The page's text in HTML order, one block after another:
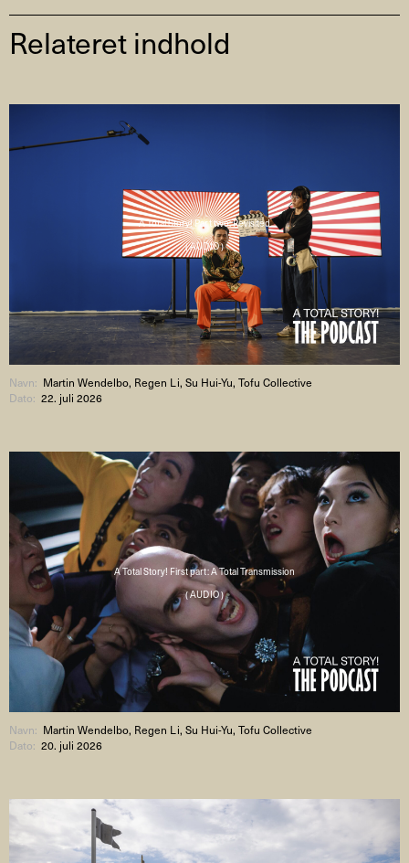
Relateret indhold
A Total Story! Part two: Revisited
( AUDIO )
Navn: Martin Wendelbo, Regen Li, Su Hui-Yu, Tofu Collective
Dato:22. juli 2026
A Total Story! First part: A Total Transmission
( AUDIO )
Navn: Martin Wendelbo, Regen Li, Su Hui-Yu, Tofu Collective
Dato:20. juli 2026